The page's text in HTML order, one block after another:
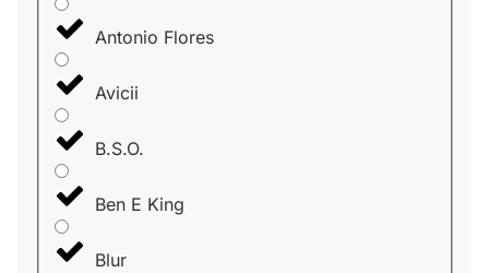
Antonio Flores
Avicii
B.S.O.
Ben E King
Blur